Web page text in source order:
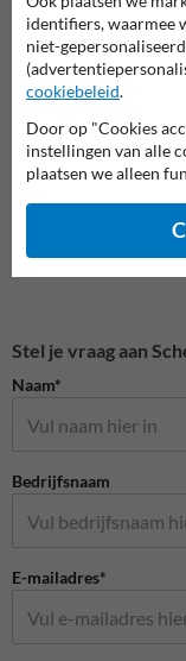
auto
Stel je vraag aan
Naam*
Bedrijfsnaam
E-mailadres*
identifiers, waarmee
niet-
cookiebeleid.
Door op "Cookies
instellingen van alle
plaatsen we alleen